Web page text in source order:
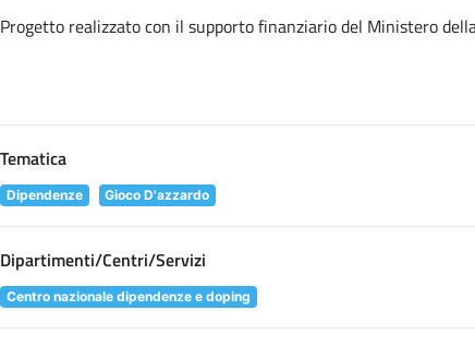
Progetto realizzato con il supporto finanziario del Ministero
Tematica
Dipendenze Gioco D'azzardo
Dipartimenti/Centri/Servizi
Centro nazionale dipendenze e doping